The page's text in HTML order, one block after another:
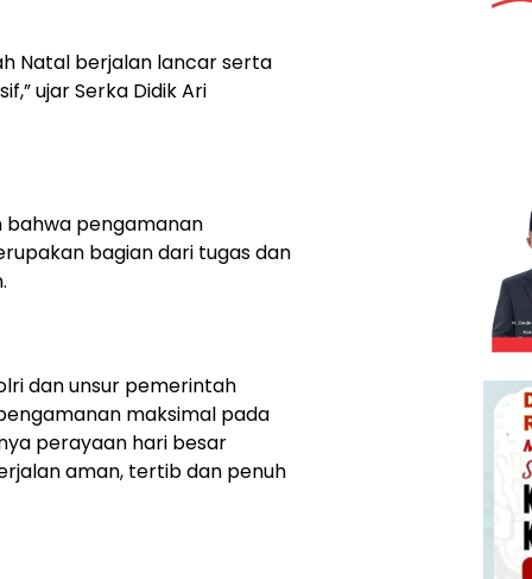
Natal berjalan lancar serta
ujar Serka Didik Ari
bahwa pengamanan
bagian dari tugas dan
dan unsur pemerintah
maksimal pada
perayaan hari besar
aman, tertib dan penuh